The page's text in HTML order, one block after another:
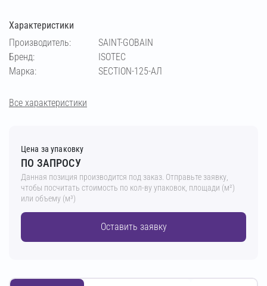
Характеристики
Производитель:
SAINT-GOBAIN
Бренд:
ISOTEC
Марка:
SECTION-125-АЛ
Все характеристики
Цена за упаковку
ПО ЗАПРОСУ
Данная позиция производится под заказ. Отправьте заявку,
чтобы посчитать стоимость по кол-ву упаковок, площади (м²)
или объему (м³)
Оставить заявку